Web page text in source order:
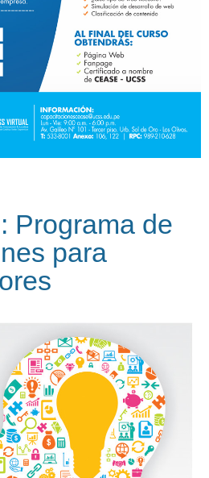
Programa de
para